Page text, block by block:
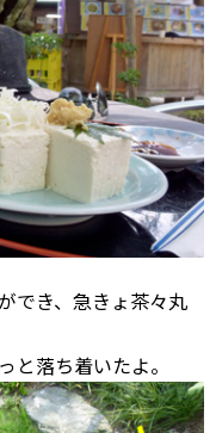
でき、急きょ茶々丸
と落ち着いたよ。